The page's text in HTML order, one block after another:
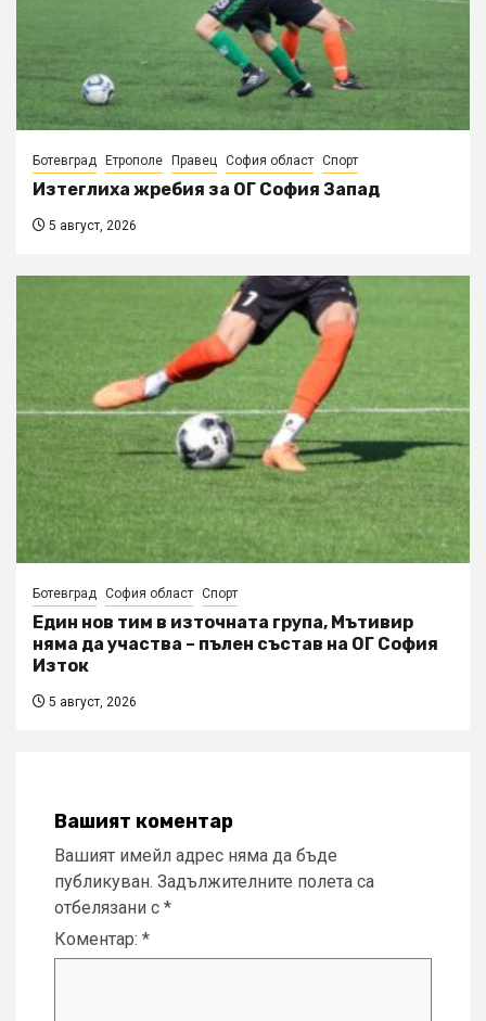
Ботевград Етрополе Правец София област Спорт
Изтеглиха жребия за ОГ София Запад
5 август, 2026
Ботевград София област Спорт
Един нов тим в източната група, Мътивир
няма да участва – пълен състав на ОГ София
Изток
5 август, 2026
Вашият коментар
Вашият имейл адрес няма да бъде
публикуван. Задължителните полета са
отбелязани с *
Коментар: *